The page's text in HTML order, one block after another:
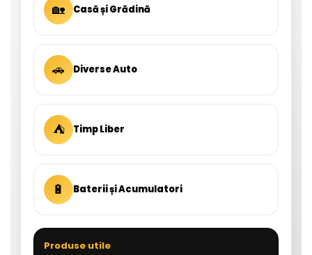
🏡 Casă și Grădină
🚗 Diverse Auto
⛺ Timp Liber
🔋 Baterii și Acumulatori
Produse utile